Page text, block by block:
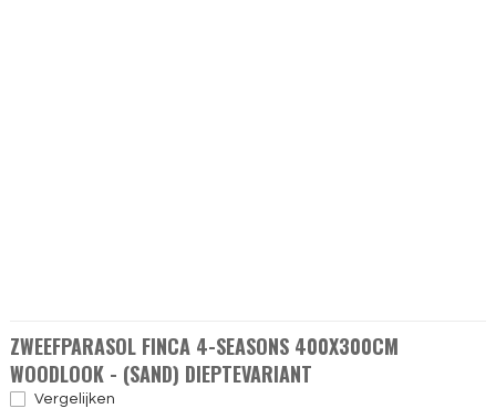
ZWEEFPARASOL FINCA 4-SEASONS 400X300CM
WOODLOOK - (SAND) DIEPTEVARIANT
Vergelijken